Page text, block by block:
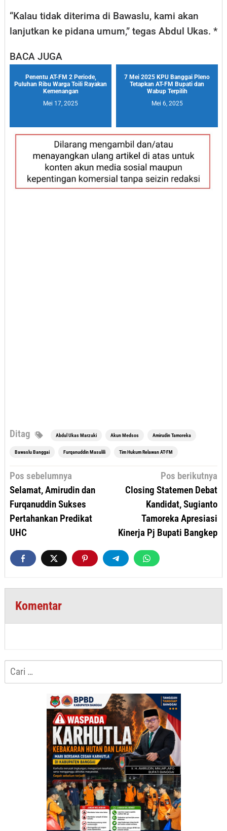
“Kalau tidak diterima di Bawaslu, kami akan
lanjutkan ke pidana umum,” tegas Abdul Ukas. *
BACA JUGA
Penentu AT-FM 2 Periode,
Puluhan Ribu Warga Toili Rayakan
Kemenangan
Mei 17, 2025
7 Mei 2025 KPU Banggai Pleno
Tetapkan AT-FM Bupati dan
Wabup Terpilih
Mei 6, 2025
Ditag Abdul Ukas Marzuki Akun Medsos Amirudin Tamoreka
Bawaslu Banggai Furqanuddin Masulili Tim Hukum Relawan AT-FM
Navigasi
Pos sebelumnya
Selamat, Amirudin dan
Furqanuddin Sukses
Pertahankan Predikat
UHC
Pos berikutnya
Closing Statemen Debat
Kandidat, Sugianto
Tamoreka Apresiasi
Kinerja Pj Bupati Bangkep
Komentar
Cari
untuk: